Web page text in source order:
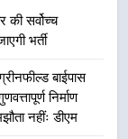
फरार चल रहे
से किया
की सर्वोच्च
भर्ती
बाईपास
निर्माण
नहींः डीएम